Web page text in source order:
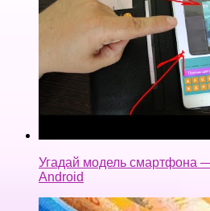
Угадай модель смартфона
Android